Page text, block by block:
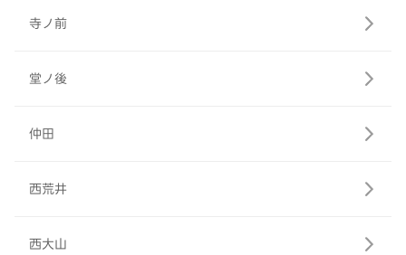
寺ノ前
堂ノ後
仲田
西荒井
西大山